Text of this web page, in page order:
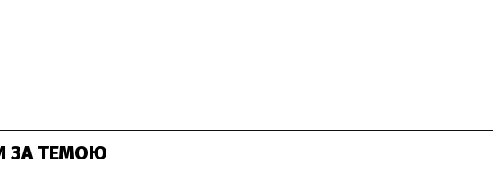
ЗА ТЕМОЮ